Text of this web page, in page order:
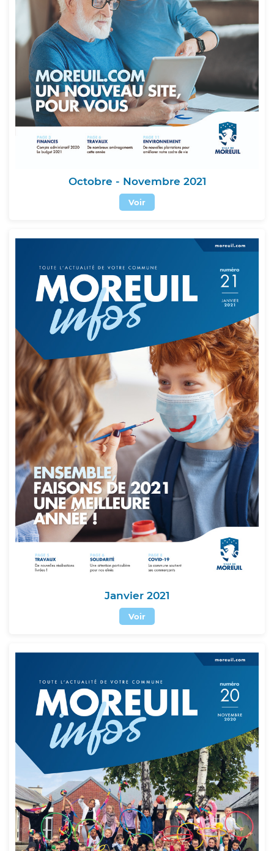
Octobre - Novembre 2021
Voir
Janvier 2021
Voir